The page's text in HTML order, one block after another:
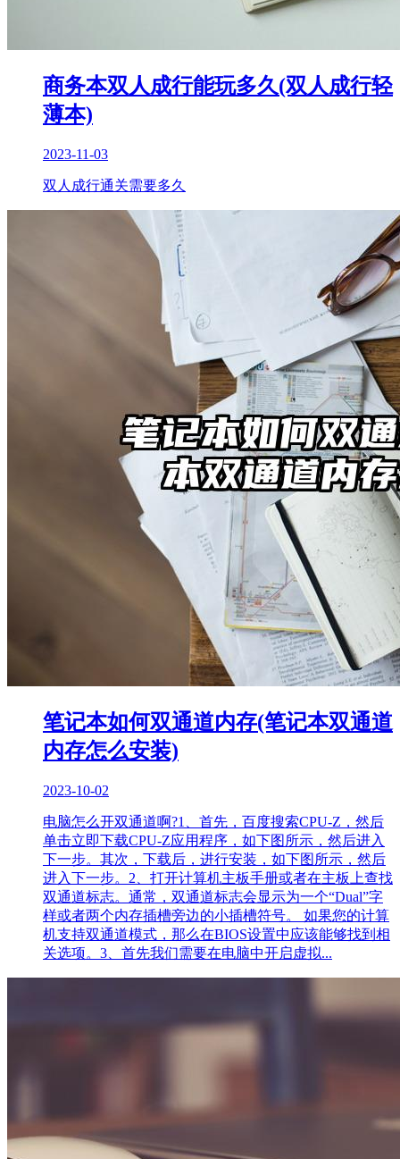
商务本双人成行能玩多久(双人成行轻
薄本)
2023-11-03
双人成行通关需要多久
笔记本如何双通道内存(笔记本双通道
内存怎么安装)
2023-10-02
电脑怎么开双通道啊?1、首先，百度搜索CPU-Z，然后
单击立即下载CPU-Z应用程序，如下图所示，然后进入
下一步。其次，下载后，进行安装，如下图所示，然后
进入下一步。2、打开计算机主板手册或者在主板上查找
双通道标志。通常，双通道标志会显示为一个“Dual”字
样或者两个内存插槽旁边的小插槽符号。 如果您的计算
机支持双通道模式，那么在BIOS设置中应该能够找到相
关选项。3、首先我们需要在电脑中开启虚拟...